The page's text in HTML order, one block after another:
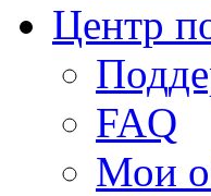
Центр
FAQ
Мои